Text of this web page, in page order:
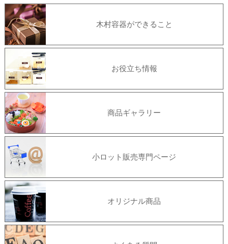
木村容器ができること
お役立ち情報
商品ギャラリー
小ロット販売専門ページ
オリジナル商品